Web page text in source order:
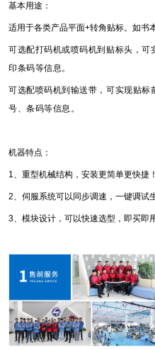
基本用途：
适用于各类产品平面+转角贴标。如书
可选配打码机或喷码机到贴标头，
印条码等信息。
可选配喷码机到输送带，可实现贴
号、条码等信息。
机器特点：
1、重型机械结构，安装更简单更快捷！
2、伺服系统可以同步调速，一键调试
3、模块设计，可以快速选型，即买即